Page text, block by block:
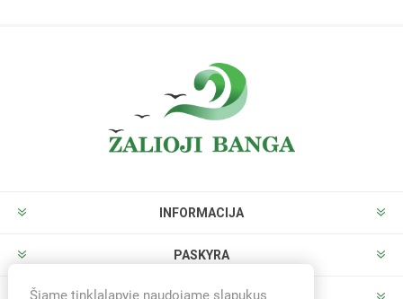
INFORMACIJA
PASKYRA
Šiame tinklalapyje naudojame slapukus